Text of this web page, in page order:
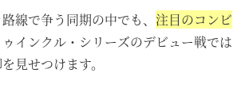
線で争う同期の中でも、 注目のコンビ
インクル・シリーズのデビュー戦では
見せつけます。